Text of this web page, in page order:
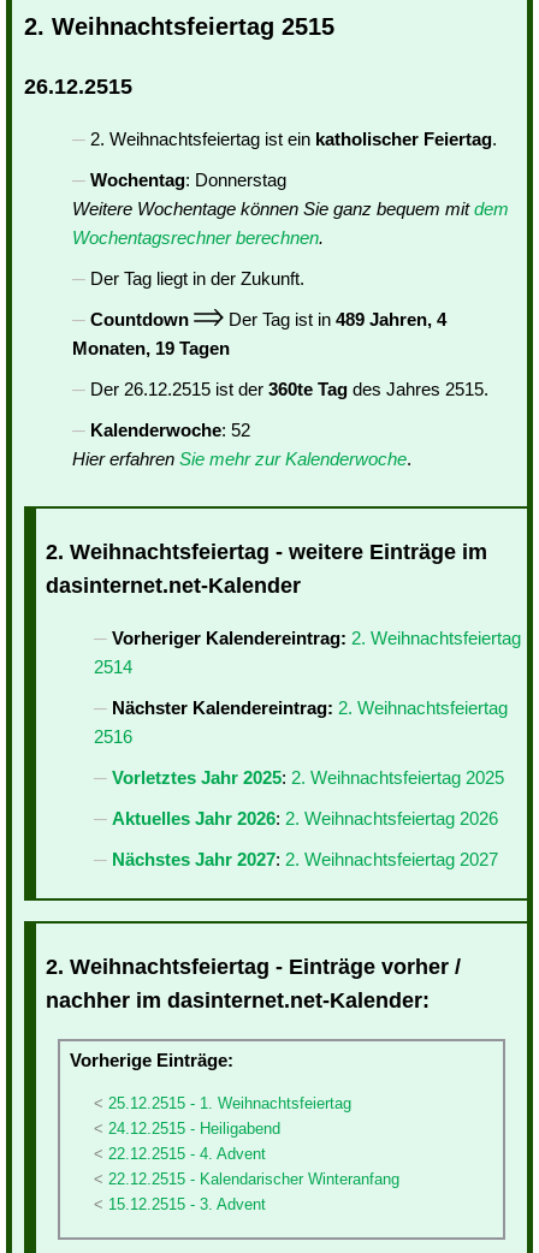
2. Weihnachtsfeiertag 2515
26.12.2515
2. Weihnachtsfeiertag ist ein katholischer Feiertag.
Wochentag: Donnerstag
Weitere Wochentage können Sie ganz bequem mitdem
Wochentagsrechner berechnen.
Der Tag liegt in der Zukunft.
Countdown
Der Tag ist in 489 Jahren, 4
Monaten, 19 Tagen
Der 26.12.2515 ist der 360te Tag des Jahres 2515.
Kalenderwoche: 52
Hier erfahren Sie mehr zur Kalenderwoche.
2. Weihnachtsfeiertag - weitere Einträge im
dasinternet.net-Kalender
Vorheriger Kalendereintrag: 2. Weihnachtsfeiertag
2514
Nächster Kalendereintrag: 2. Weihnachtsfeiertag
2516
Vorletztes Jahr 2025: 2. Weihnachtsfeiertag 2025
Aktuelles Jahr 2026: 2. Weihnachtsfeiertag 2026
Nächstes Jahr 2027: 2. Weihnachtsfeiertag 2027
2. Weihnachtsfeiertag - Einträge vorher /
nachher im dasinternet.net-Kalender:
Vorherige Einträge:
25.12.2515 - 1. Weihnachtsfeiertag
24.12.2515 - Heiligabend
22.12.2515 - 4. Advent
22.12.2515 - Kalendarischer Winteranfang
15.12.2515 - 3. Advent